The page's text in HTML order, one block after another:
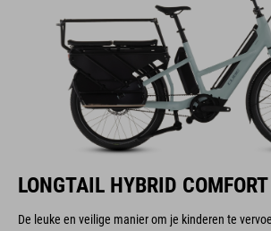
LONGTAIL HYBRID
De leuke en veilige manier om je kinderen te